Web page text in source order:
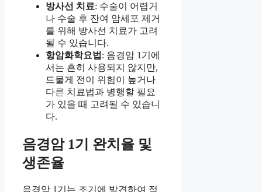
방사선 치료: 수술이 어렵거
나 수술 후 잔여 암세포 제거
를 위해 방사선 치료가 고려
될 수 있습니다.
항암화학요법 : 음경암 1기에
서는 흔히 사용되지 않지만,
드물게 전이 위험이 높거나
다른 치료법과 병행할 필요
가 있을 때 고려될 수 있습니
다.
음경암 1기 완치율 및
생존율
음경암 1기는 조기에 발견하여 적